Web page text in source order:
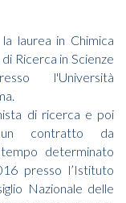
laurea in Chimica
Ricerca in Scienze
l'Università
di ricerca e poi
contratto da
determinato
presso l’Istituto
Nazionale delle